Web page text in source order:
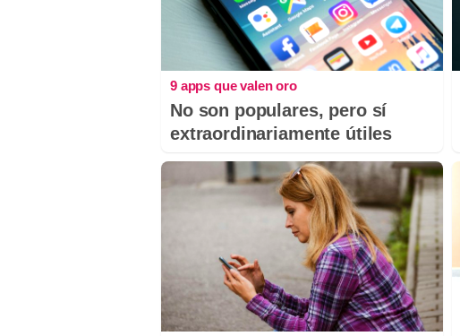
9 apps que valen oro
No son populares, pero sí
extraordinariamente útiles